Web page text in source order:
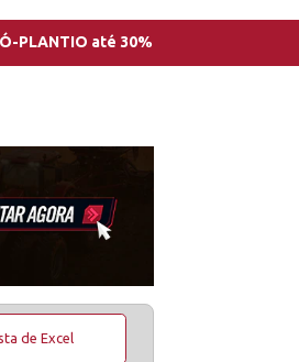
PLANTIO até 30%
de Excel